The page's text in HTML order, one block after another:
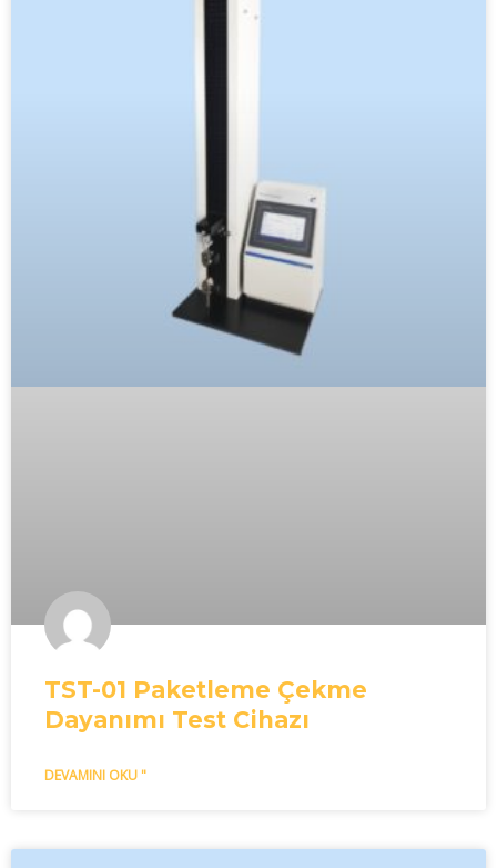
TST-01 Paketleme Çekme
Dayanımı Test Cihazı
DEVAMINI OKU "